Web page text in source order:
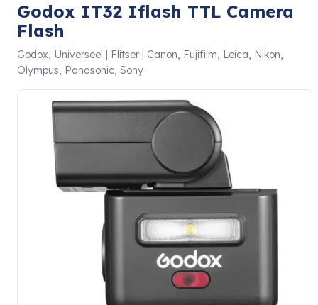
Godox IT32 Iflash TTL Camera
Flash
Godox, Universeel | Flitser | Canon, Fujifilm, Leica, Nikon,
Olympus, Panasonic, Sony